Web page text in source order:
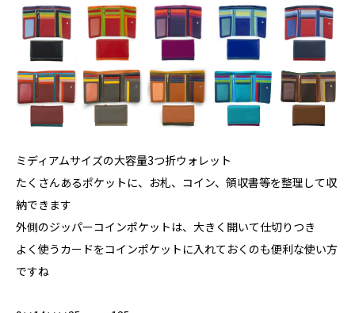
ミディアムサイズの大容量3つ折ウォレット
たくさんあるポケットに、お札、コイン、領収書等を整理して収
納できます
外側のジッパーコインポケットは、大きく開いて仕切りつき
よく使うカードをコインポケットに入れておくのも便利な使い方
ですね